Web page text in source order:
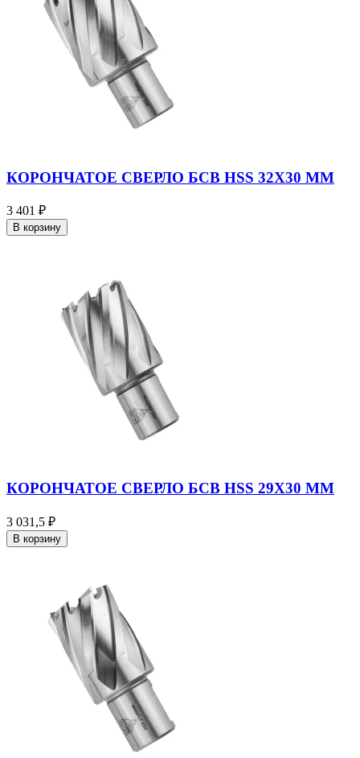
КОРОНЧАТОЕ СВЕРЛО БСВ HSS 32X30 ММ
3 401 ₽
В корзину
КОРОНЧАТОЕ СВЕРЛО БСВ HSS 29X30 ММ
3 031,5 ₽
В корзину